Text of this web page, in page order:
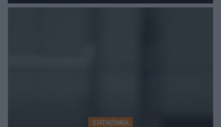
fanów
SIATKÓWKA